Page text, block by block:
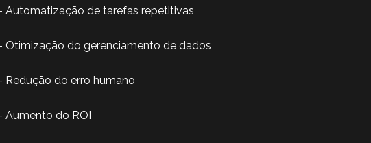
Automatização de tarefas repetitivas
Otimização do gerenciamento de dados
Redução do erro humano
Aumento do ROI